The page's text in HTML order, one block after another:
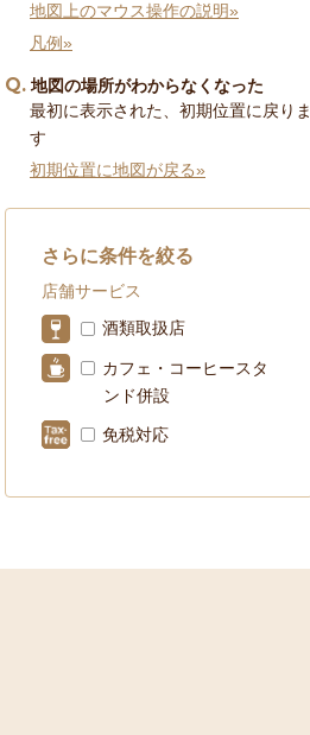
地図上のマウス操作の説明»
凡例»
Q 地図の場所がわからなくなった
最初に表示された、初期位置に戻りま
す
初期位置に地図が戻る»
さらに条件を絞る
店舗サービス
酒類取扱店
カフェ・コーヒースタ
ンド併設
免税対応